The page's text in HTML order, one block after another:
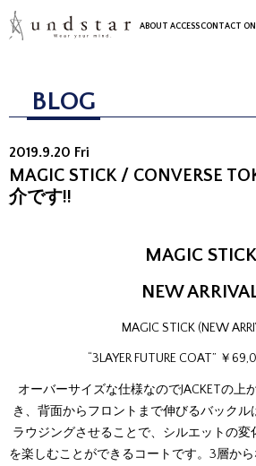
ABOUT ACCESSCONTACT
BLOG
2019.9.20 Fri
MAGIC STICK / CONVERSE
介です!!
MAGIC STICK
NEW
MAGIC STICK (NEW
“3LAYER FUTURE COAT” ￥
オーバーサイズな仕様なのでJACKETの上
き、背面からフロントまで伸びるバック
ラウジングさせることで、シルエットの
を楽しむことができるコートです。3層か